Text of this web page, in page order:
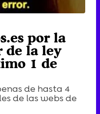
por la
de la ley
1 de
de hasta 4
de las webs de